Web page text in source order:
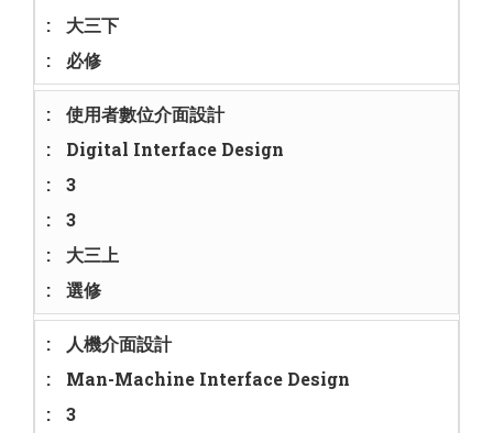
大三下
必修
使用者數位介面設計
Digital Interface Design
3
3
大三上
選修
人機介面設計
Man-Machine Interface Design
3